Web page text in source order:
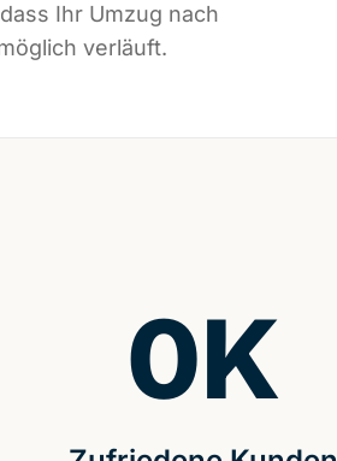
Ihr Umzug nach
verläuft.
0K